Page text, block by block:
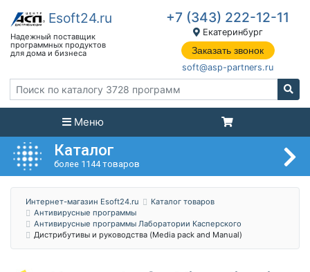
+7 (343) 222-12-11
Екатеринбург
Заказать звонок
soft@asp-partners.ru
Меню
Каталог
более 1144 товаров
Интернет-магазин Esoft24.ru
Каталог товаров
Антивирусные программы
Антивирусные программы Лаборатории Касперского
Дистрибутивы и руководства (Media pack and Manual)